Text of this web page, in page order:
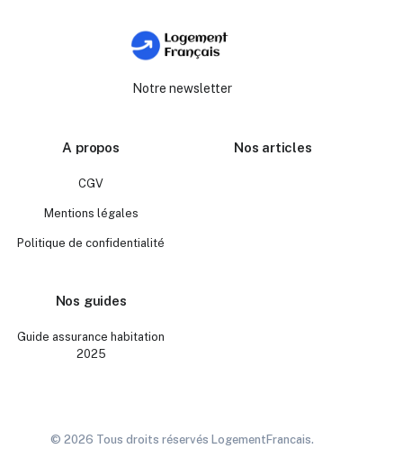
Notre newsletter
A propos
CGV
Mentions légales
Politique de confidentialité
Nos articles
Nos guides
Guide assurance habitation
2025
© 2026 Tous droits réservés LogementFrancais.